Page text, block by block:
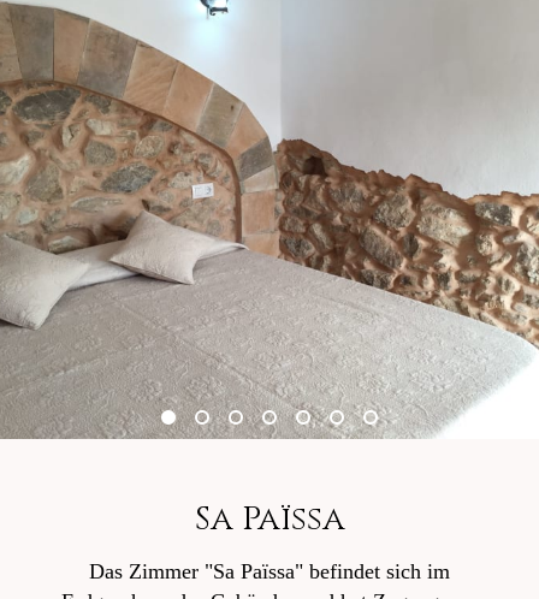
Sa Païssa
Das Zimmer "Sa Païssa" befindet sich im